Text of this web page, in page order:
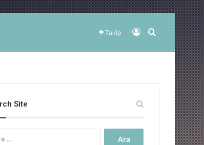
Takip Kayıt OlArama yap
Site